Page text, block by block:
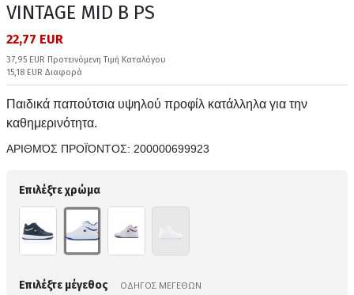
VINTAGE MID B PS
22,77 EUR
37,95 EUR Προτεινόμενη Τιμή Καταλόγου
15,18 EUR Διαφορά
Παιδικά παπούτσια υψηλού προφίλ κατάλληλα για την
καθημερινότητα.
ΑΡΙΘΜΌΣ ΠΡΟΪΌΝΤΟΣ: 200000699923
Επιλέξτε χρώμα
Επιλέξτε μέγεθος ΟΔΗΓΟΣ ΜΕΓΕΘΩΝ